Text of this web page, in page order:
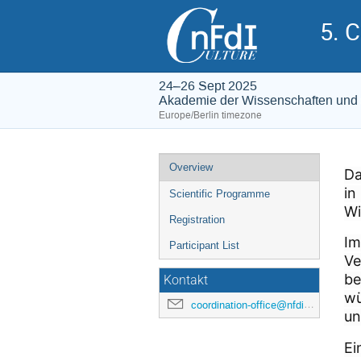
5.
24–26 Sept 2025
Akademie der Wissenschaften
Europe/Berlin timezone
Event
menu
Overview
Scientific Programme
Registration
Participant List
Kontakt
coordination-office@nfdi4culture.de
in